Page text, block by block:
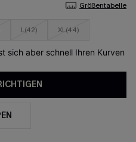
Größentabelle
L(42) XL(44)
sich aber schnell Ihren Kurven